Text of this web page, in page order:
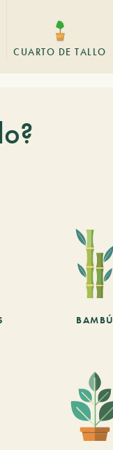
CUARTO DE TALLO
BAMBÚ